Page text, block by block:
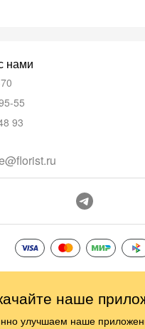
нами
55
93
наше
улучшаем наше